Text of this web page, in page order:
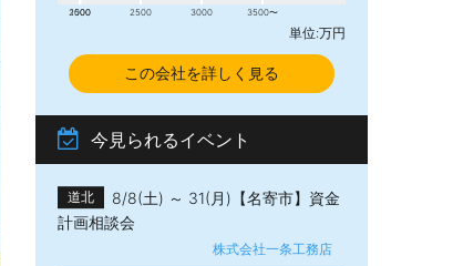
1500
2000 2500 3000 3500〜
単位:万円
この会社を詳しく見る
今見られるイベント
道北
8/8(土) ～ 31(月)【名寄市】資金
計画相談会
株式会社一条工務店